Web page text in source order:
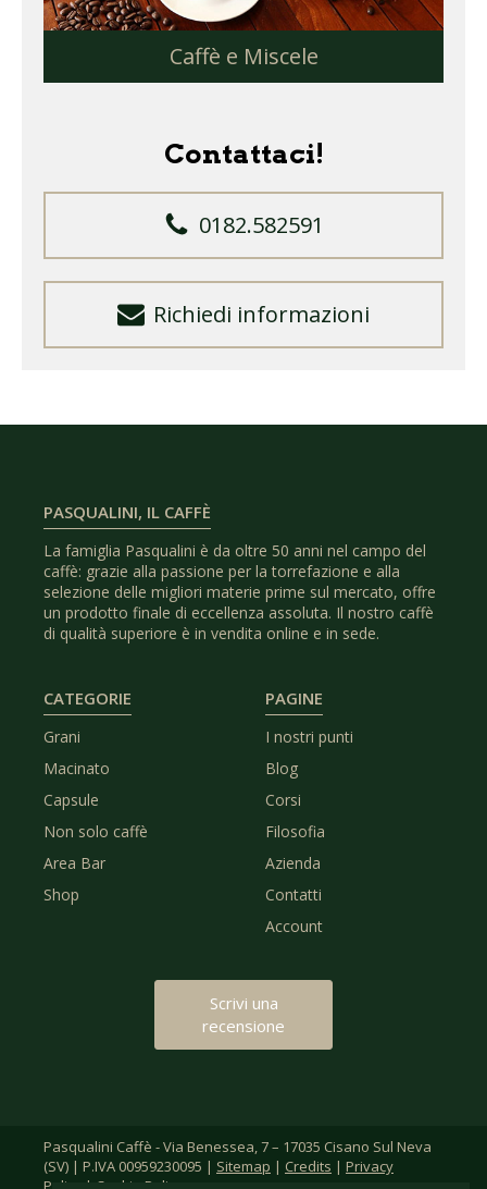
Caffè e Miscele
Contattaci!
0182.582591
Richiedi informazioni
PASQUALINI, IL CAFFÈ
La famiglia Pasqualini è da oltre 50 anni nel campo del
caffè: grazie alla passione per la torrefazione e alla
selezione delle migliori materie prime sul mercato, offre
un prodotto finale di eccellenza assoluta. Il nostro caffè
di qualità superiore è in vendita online e in sede.
CATEGORIE
Grani
Macinato
Capsule
Non solo caffè
Area Bar
Shop
PAGINE
I nostri punti
Blog
Corsi
Filosofia
Azienda
Contatti
Account
Scrivi una
recensione
Pasqualini Caffè - Via Benessea, 7 – 17035 Cisano Sul Neva
(SV) | P.IVA 00959230095 | Sitemap | Credits | Privacy